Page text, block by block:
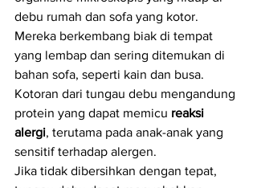
debu rumah dan sofa yang kotor.
Mereka berkembang biak di tempat
yang lembap dan sering ditemukan di
bahan sofa, seperti kain dan busa.
Kotoran dari tungau debu mengandung
protein yang dapat memicu reaksi
alergi, terutama pada anak-anak yang
sensitif terhadap alergen.
Jika tidak dibersihkan dengan tepat,